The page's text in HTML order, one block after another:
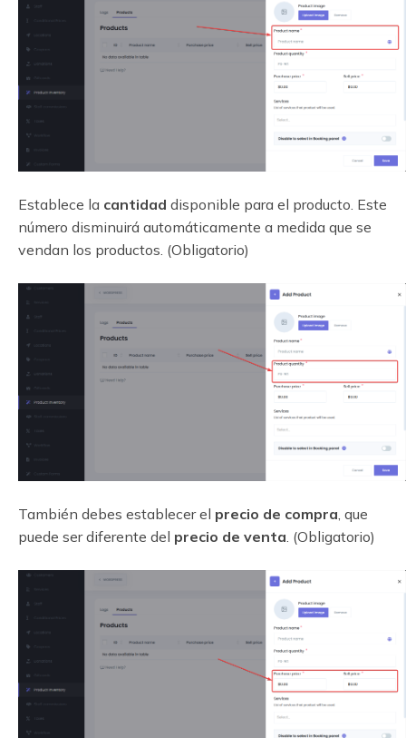
Establece la cantidad disponible para el producto. Este
número disminuirá automáticamente a medida que se
vendan los productos. (Obligatorio)
También debes establecer el precio de compra, que
puede ser diferente del precio de venta. (Obligatorio)